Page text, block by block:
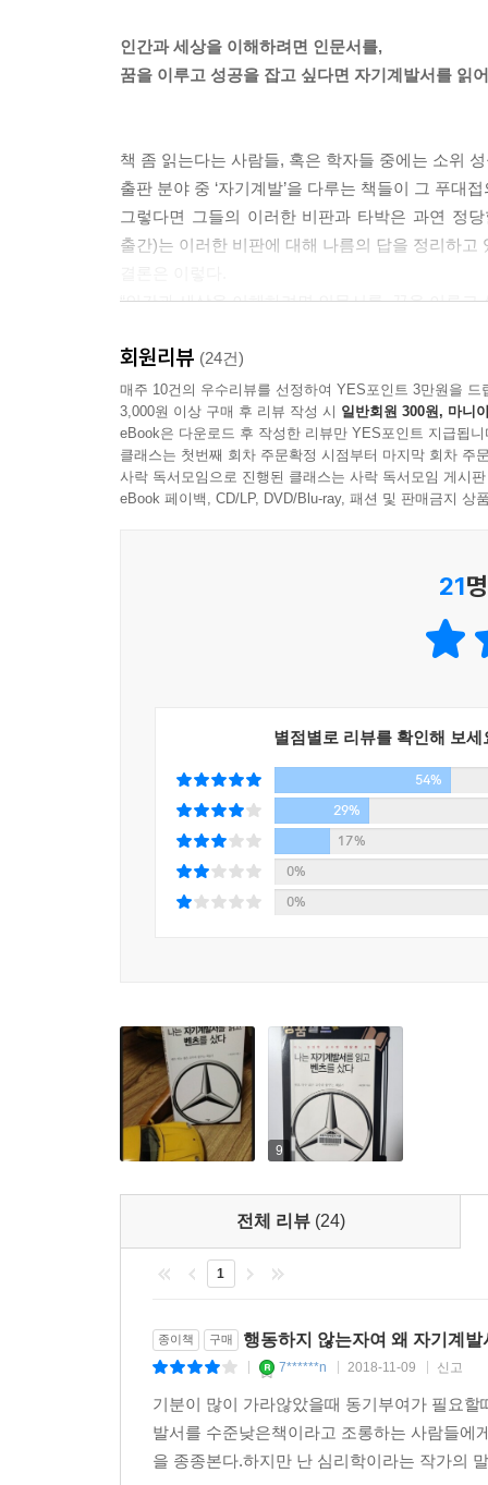
하지만 내가 벤츠를 살 수 있었던 이유는 서울대
다. 박사 학위로 벤츠를 탈 수 있는 것도 아니었다
그러면 어떻게 해서 벤츠를 살 수 있었을까? 그
의 가치를 높이 산다. 정말로 자기 내면을 변화시
물어보면 여전히 내 대답은 이렇다.
“자기계발서를 계속 읽어라. 그리고 그 안에 들어
자기계발서에서 하는 이야기는 이 5가지가 거의
도하라, 꿈을 구체화하라, 그리고 꿈을 종이에 적
그다지 특별한 이야기가 아니다. 하지만 거의 모
별로 특별할 게 없는 자기계발서의 5가지 이야기
다. 사람들의 꿈은 다양하고, 또 아무리 봐도 실현
계 제일의 부자가 되고 싶어요”, “우주 비행사가
자기계발서의 내용이 그저 격언에 불과하다고 생
서는 일반인을 대상으로 하는 서적이기에 그런
학에서 인정된 내용이다. [2장 절대 무시해선 안
자기계발서는 실패해도 계속 시도하라고 한다.
시작할 때, 불행에서 벗어나 행복해질 수 있다. 실
결국 목표를 설정하고 계속 추구하라는 것, 긍정
중요한 것은 자신이 그 분야에서 일정한 지식을
실패하는 것이 아니다. 열심히 한 사람은 성공하
공하고 그 분야에서 일정 수준에 도달하지 못한
않다. 당연히 실패한다. 실패하는 과정을 통해 그
야에서 일정 수준 이상의 지식을 배울 기회가 영
: 115쪽]
종이에 쓰면 꿈이 이루어지는 걸까? 지금 나의 대
에 꿈을 쓰면 무언가 알 수 없는 힘이 그 꿈을 이
다는 말을 그냥 하는 말, 아니면 미신으로 생각했다.
번 그 꿈을 의식할 뿐이지만, 종이에 써서 옆에
찾는다. 구체적 방법을 찾고, 그 방법을 실행한다.
발서의 힘 : 120~121쪽]
인간과 세상을 이해하려면 인문서를,
꿈을 이루고 성공을 잡고 싶다면 자기계발서를 읽
책 좀 읽는다는 사람들, 혹은 학자들 중에는 소위
출판 분야 중 ‘자기계발’을 다루는 책들이 그 푸대
그렇다면 그들의 이러한 비판과 타박은 과연 정
출간)는 이러한 비판에 대해 나름의 답을 정리하고
“인간과 세상을 이해하려면 인문서를, 꿈을 이루
제대로 읽는 법에 대해 쓰고 있다. 경영학 박사이
자기계발서대로 살아본 기적 같은 2년
절대 무시해선 안 되는 자기계발서의 힘!
저자는 수년 전부터 논문과 학술지 등에 지친 머
한번 따라해볼까’였다. 그간 읽은 자기계발서들
벤츠 구입하기, 타워팰리스에서 살아보기, 토익
종이에 꿈을 적은 지 2년 만에 벤츠 E클래스
벤츠를 몰며 타워팰리스에서 사는 현실이 실제로
“자기계발서에서 하는 말들이 맞았구나!”
“자기계발서에서 시키는 대로 했더니 정말로 되는
나는 지금처럼 내 삶을 변화시킨 게 바로 이 자기
학술 논문들도 아니다. 자기계발서들이다. 이 자기
저자는 이러한 일련의 경험을 통해서 자기계발서
수 있는 에너지를 주는 책은 자기계발서밖에 없다
방법은 자신의 사고방식과 행동이 변할 때까지 자
회원리뷰 (24건)
매주 10건의 우수리뷰를 선정하여 YES포인트 3만원을 드
3,000원 이상 구매 후 리뷰 작성 시 일반회원 300원, 마니
eBook은 다운로드 후 작성한 리뷰만 YES포인트 지급됩니
클래스는 첫번째 회차 주문확정 시점부터 마지막 회차 주
사락 독서모임으로 진행된 클래스는 사락 독서모임 게시
eBook 페이백, CD/LP, DVD/Blu-ray, 패션 및 판매금지 상
21
별점별로 리뷰를 확인해 보세
54%
29%
17%
0%
0%
9
전체 리뷰 (24)
1
종이책 구매 행동하지 않는자여 왜 자기계
7******n 2018-11-09 신고
기분이 많이 가라않았을때 동기부여가 필요
발서를 수준낮은책이라고 조롱하는 사람들에
을 종종본다.하지만 난 심리학이라는 작가의